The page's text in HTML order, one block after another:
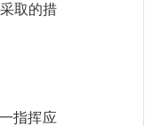
取的措
指挥应